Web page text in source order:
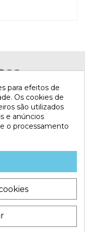
para efeitos de
Os cookies de
são utilizados
e anúncios
o processamento